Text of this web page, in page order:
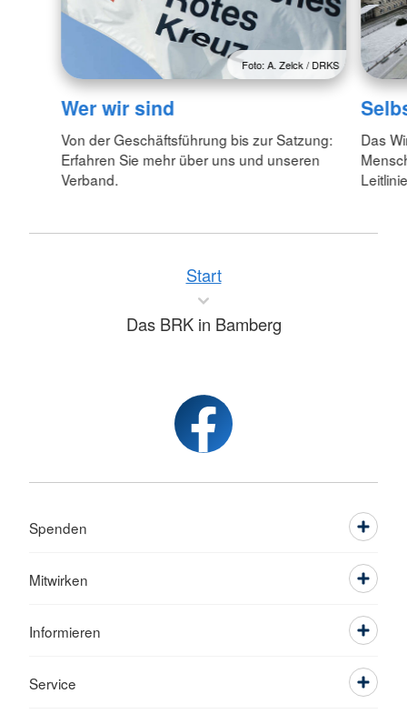
Foto: A. Zelck / DRKS
Wer wir sind
Von der Geschäftsführung bis zur Satzung:
Erfahren Sie mehr über uns und unseren
Verband.
Das
Start
Das BRK in Bamberg
Spenden
Mitwirken
Informieren
Service